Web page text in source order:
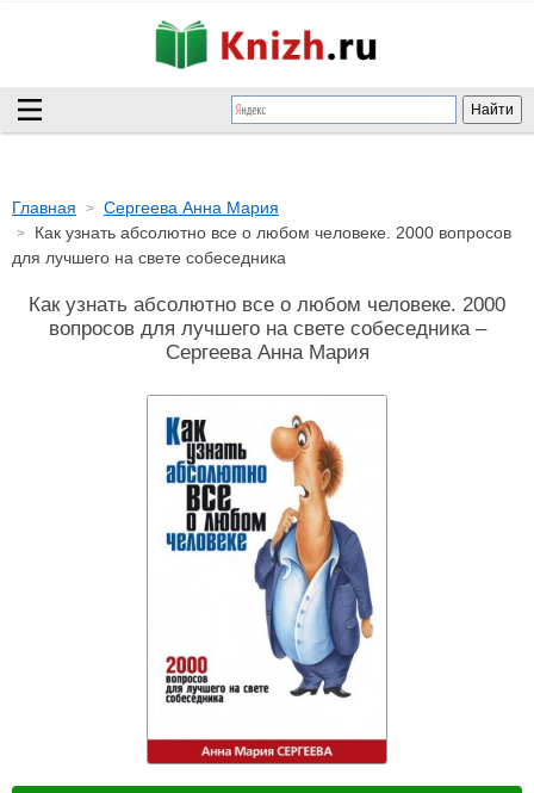
Главная
Сергеева Анна Мария
Как узнать абсолютно все о любом человеке. 2000 вопросов
для лучшего на свете собеседника
Как узнать абсолютно все о любом человеке. 2000
вопросов для лучшего на свете собеседника –
Сергеева Анна Мария